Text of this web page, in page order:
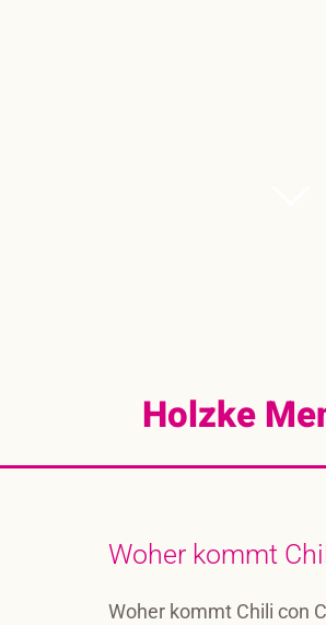
Holzke
Woher kommt
Woher kommt Chili con